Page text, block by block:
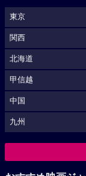
東京
関西
北海道
甲信越
中国
九州